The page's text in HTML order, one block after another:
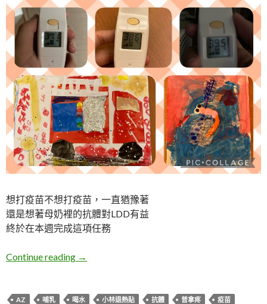
想打疫苗不想打疫苗，一直猶豫著
還是想著母奶裡的抗體對LDD有益
終於在本週完成這項任務
Continue reading 防疫期間之AZ第一劑紀錄
→
AZ 哺乳 喝水 小林退熱貼 抗體 普拿疼
疫苗